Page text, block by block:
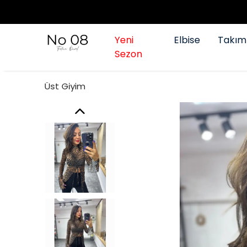
Yeni
Sezon
Elbise Takım
Üst Giyim